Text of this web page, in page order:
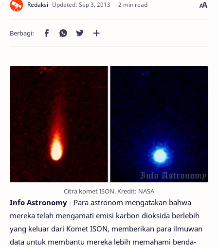
2 min read
Citra komet ISON. Kredit: NASA
Info Astronomy - Para astronom mengatakan bahwa
mereka telah mengamati emisi karbon dioksida berlebih
yang keluar dari Komet ISON, memberikan para ilmuwan
data untuk membantu mereka lebih memahami benda-